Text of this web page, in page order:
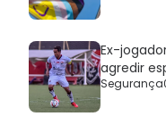
Ex-
agredir
Segurança